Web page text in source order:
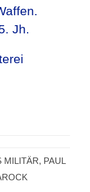
Jh.
MILITÄR, PAUL